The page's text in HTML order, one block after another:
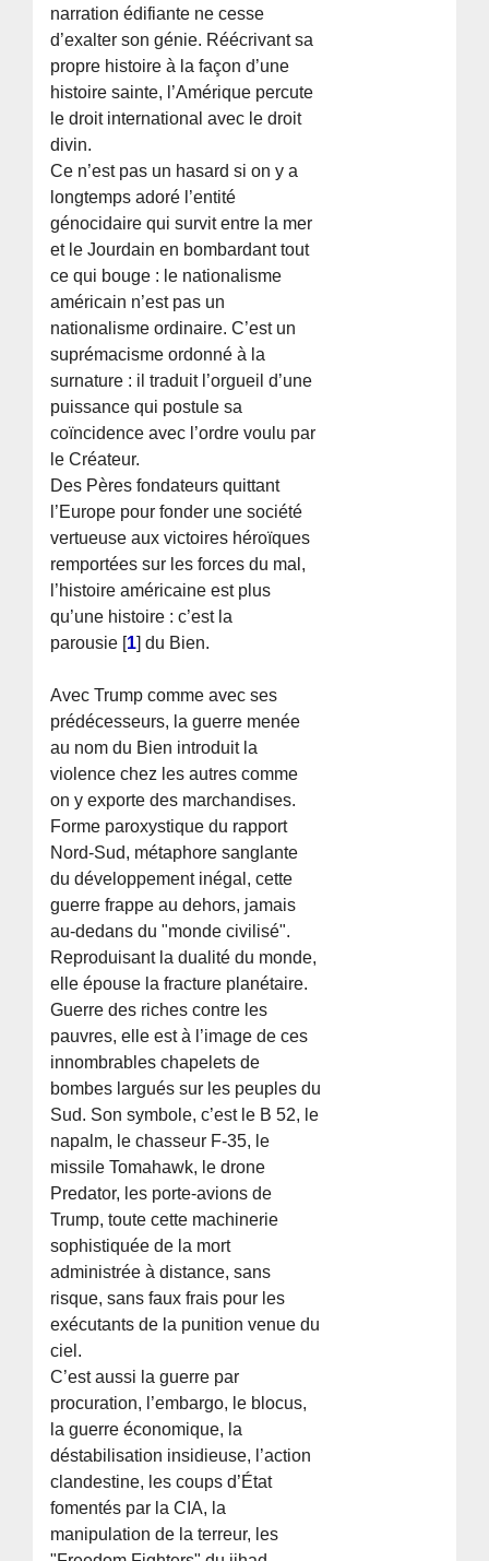
narration édifiante ne cesse
d’exalter son génie. Réécrivant sa
propre histoire à la façon d’une
histoire sainte, l’Amérique percute
le droit international avec le droit
divin.
Ce n’est pas un hasard si on y a
longtemps adoré l’entité
génocidaire qui survit entre la mer
et le Jourdain en bombardant tout
ce qui bouge : le nationalisme
américain n’est pas un
nationalisme ordinaire. C’est un
suprémacisme ordonné à la
surnature : il traduit l’orgueil d’une
puissance qui postule sa
coïncidence avec l’ordre voulu par
le Créateur.
Des Pères fondateurs quittant
l’Europe pour fonder une société
vertueuse aux victoires héroïques
remportées sur les forces du mal,
l’histoire américaine est plus
qu’une histoire : c’est la
parousie [1] du Bien.
Avec Trump comme avec ses
prédécesseurs, la guerre menée
au nom du Bien introduit la
violence chez les autres comme
on y exporte des marchandises.
Forme paroxystique du rapport
Nord-Sud, métaphore sanglante
du développement inégal, cette
guerre frappe au dehors, jamais
au-dedans du "monde civilisé".
Reproduisant la dualité du monde,
elle épouse la fracture planétaire.
Guerre des riches contre les
pauvres, elle est à l’image de ces
innombrables chapelets de
bombes largués sur les peuples du
Sud. Son symbole, c’est le B 52, le
napalm, le chasseur F-35, le
missile Tomahawk, le drone
Predator, les porte-avions de
Trump, toute cette machinerie
sophistiquée de la mort
administrée à distance, sans
risque, sans faux frais pour les
exécutants de la punition venue du
ciel.
C’est aussi la guerre par
procuration, l’embargo, le blocus,
la guerre économique, la
déstabilisation insidieuse, l’action
clandestine, les coups d’État
fomentés par la CIA, la
manipulation de la terreur, les